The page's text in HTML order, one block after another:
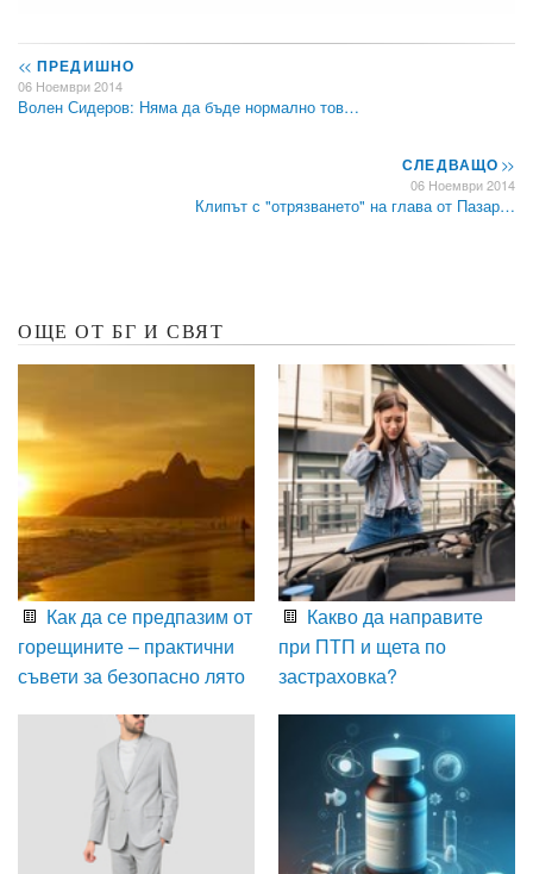
<< ПРЕДИШНО
06 Ноември 2014
Волен Сидеров: Няма да бъде нормално тов…
СЛЕДВАЩО>>
06 Ноември 2014
Клипът с "отрязването" на глава от Пазар…
ОЩЕ ОТ БГ И СВЯТ
Как да се предпазим от
горещините – практични
съвети за безопасно лято
Какво да направите
при ПТП и щета по
застраховка?